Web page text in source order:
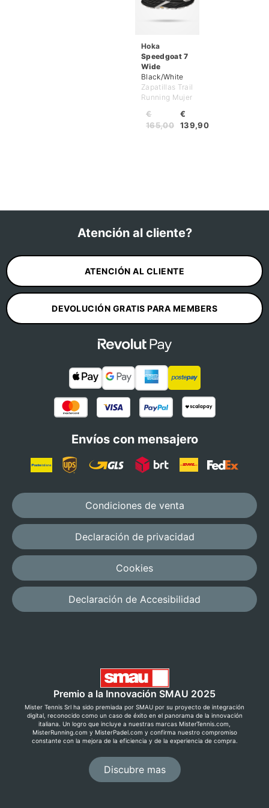
Hoka
Speedgoat 7
Wide
Black/White
Zapatillas Trail
Running Mujer
€
139,90
€
165,00
Atención al cliente?
ATENCIÓN AL CLIENTE
DEVOLUCIÓN GRATIS PARA MEMBERS
Envíos con mensajero
Condiciones de venta
Declaración de privacidad
Cookies
Declaración de Accesibilidad
Premio a la Innovación SMAU 2025
Mister Tennis Srl ha sido premiada por SMAU por su proyecto de integración
digital, reconocido como un caso de éxito en el panorama de la innovación
italiana. Un logro que incluye a nuestras marcas MisterTennis.com,
MisterRunning.com y MisterPadel.com y confirma nuestro compromiso
constante con la mejora de la eficiencia y de la experiencia de compra.
Discubre mas